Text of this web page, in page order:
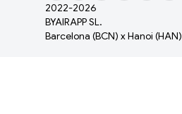
2022-2026
BYAIRAPP SL.
Barcelona (BCN) x Hanoi (HAN)